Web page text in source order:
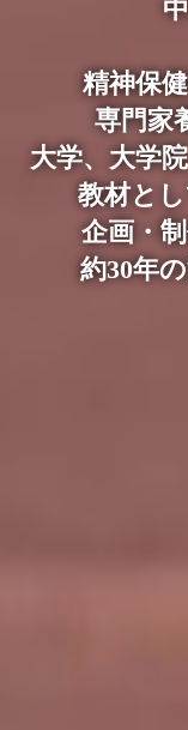
発達障害
精神保
専門家
大学、大学
教材と
企画・
約30年